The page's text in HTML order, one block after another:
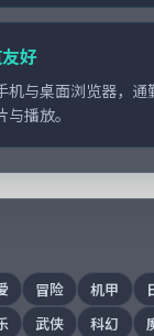
好
机与桌面浏览器，通
播放。
冒险 机甲
武侠 科幻